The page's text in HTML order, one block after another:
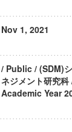
Nov 1, 2021
/ Public / (SDM)
ネジメント研究
Academic Year